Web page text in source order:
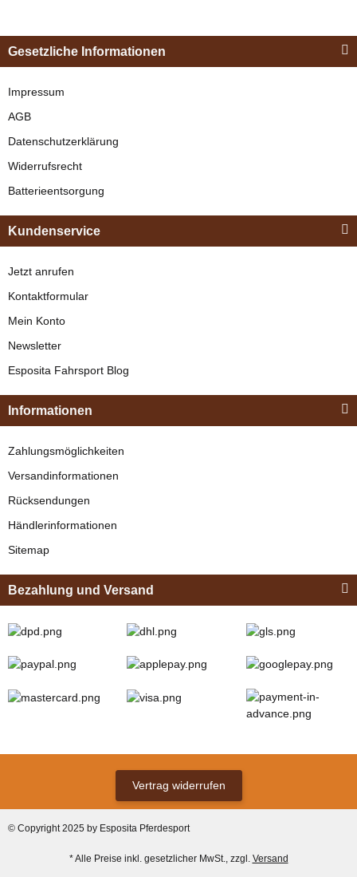
"Shettyglück"
"Shettyglück"
Braun
329,00 €*
Zilco
Zilco Sicherheits-
(Sicherungsadapter)
Bestseller
Gesetzliche Informationen
Impressum
AGB
Datenschutzerklärung
Widerrufsrecht
Batterieentsorgung
Kundenservice
Jetzt anrufen
Kontaktformular
Mein Konto
Newsletter
Esposita Fahrsport Blog
Informationen
Zahlungsmöglichkeiten
Versandinformationen
Rücksendungen
Händlerinformationen
Sitemap
Bezahlung und Versand
Vertrag widerrufen
© Copyright 2025 by Esposita Pferdesport
* Alle Preise inkl. gesetzlicher MwSt., zzgl. Versand